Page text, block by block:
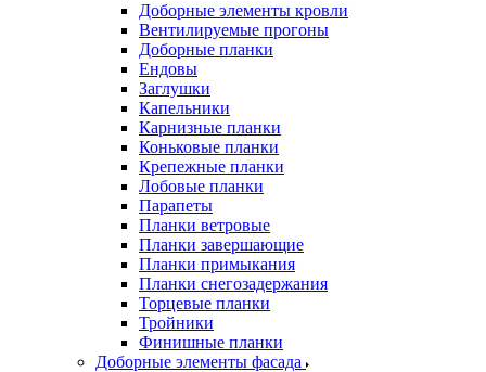
Доборные элементы кровли
Вентилируемые прогоны
Доборные планки
Ендовы
Заглушки
Капельники
Карнизные планки
Коньковые планки
Крепежные планки
Лобовые планки
Парапеты
Планки ветровые
Планки завершающие
Планки примыкания
Планки снегозадержания
Торцевые планки
Тройники
Финишные планки
Доборные элементы фасада